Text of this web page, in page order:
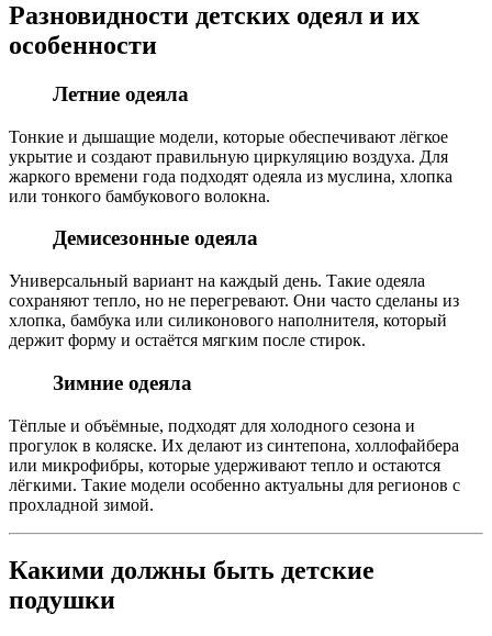
Разновидности детских одеял и их
особенности
Летние одеяла
Тонкие и дышащие модели, которые обеспечивают лёгкое
укрытие и создают правильную циркуляцию воздуха. Для
жаркого времени года подходят одеяла из муслина, хлопка
или тонкого бамбукового волокна.
Демисезонные одеяла
Универсальный вариант на каждый день. Такие одеяла
сохраняют тепло, но не перегревают. Они часто сделаны из
хлопка, бамбука или силиконового наполнителя, который
держит форму и остаётся мягким после стирок.
Зимние одеяла
Тёплые и объёмные, подходят для холодного сезона и
прогулок в коляске. Их делают из синтепона, холлофайбера
или микрофибры, которые удерживают тепло и остаются
лёгкими. Такие модели особенно актуальны для регионов с
прохладной зимой.
Какими должны быть детские
подушки